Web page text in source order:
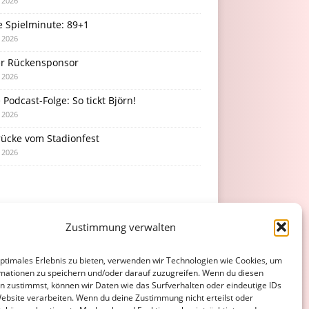
Zustimmung verwalten
Erlebnis zu bieten, verwenden wir Technologien wie Cookies, um
zu speichern und/oder darauf zuzugreifen. Wenn du diesen
zustimmst, können wir Daten wie das Surfverhalten oder eindeutige IDs
verarbeiten. Wenn du deine Zustimmung nicht erteilst oder
Spielminute: 89+1
Rückensponsor
Folge: So tickt Björn!
vom Stadionfest